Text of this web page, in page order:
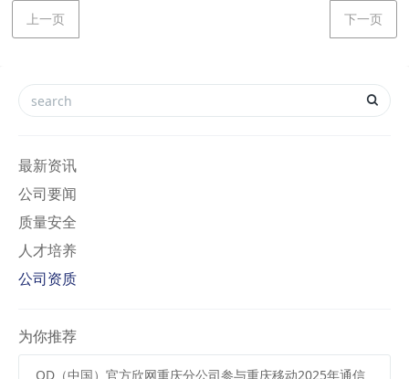
上一页 下一页
最新资讯
公司要闻
质量安全
人才培养
公司资质
为你推荐
OD（中国）官方欣网重庆分公司参与重庆移动2025年通信